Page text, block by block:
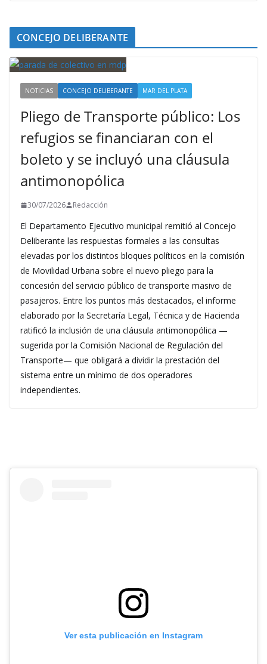
CONCEJO DELIBERANTE
NOTICIAS CONCEJO DELIBERANTE MAR DEL PLATA
Pliego de Transporte público: Los
refugios se financiaran con el
boleto y se incluyó una cláusula
antimonopólica
30/07/2026 Redacción
El Departamento Ejecutivo municipal remitió al Concejo
Deliberante las respuestas formales a las consultas
elevadas por los distintos bloques políticos en la comisión
de Movilidad Urbana sobre el nuevo pliego para la
concesión del servicio público de transporte masivo de
pasajeros. Entre los puntos más destacados, el informe
elaborado por la Secretaría Legal, Técnica y de Hacienda
ratificó la inclusión de una cláusula antimonopólica —
sugerida por la Comisión Nacional de Regulación del
Transporte— que obligará a dividir la prestación del
sistema entre un mínimo de dos operadores
independientes.
Ver esta publicación en Instagram